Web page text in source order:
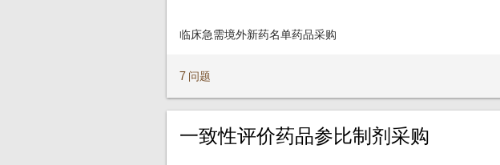
7 问题
临床急需境外新药名单药品采购
一致性评价药品参比制剂采购